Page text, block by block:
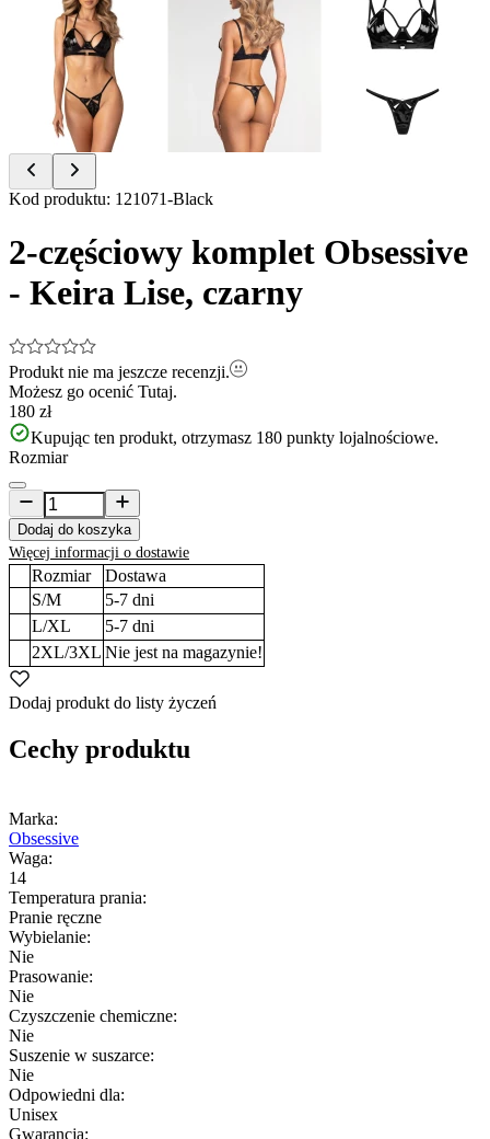
Item
of
5
Kod produktu: 121071-Black
2-częściowy komplet Obsessive
- Keira Lise, czarny
Produkt nie ma jeszcze recenzji.
Możesz go ocenić Tutaj.
180 zł
Kupując ten produkt, otrzymasz 180 punkty lojalnościowe.
Rozmiar
Dodaj do koszyka
Więcej informacji o dostawie
Rozmiar
Dostawa
S/M
5-7 dni
L/XL
5-7 dni
2XL/3XL Nie jest na magazynie!
Dodaj produkt do listy życzeń
Cechy produktu
Marka:
Obsessive
Waga:
14
Temperatura prania:
Pranie ręczne
Wybielanie:
Nie
Prasowanie:
Nie
Czyszczenie chemiczne:
Nie
Suszenie w suszarce:
Nie
Odpowiedni dla:
Unisex
Gwarancja: